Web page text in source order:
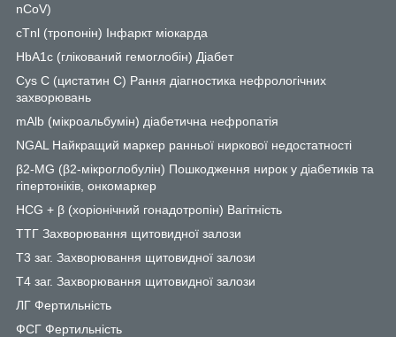
nCoV)
cTnl (тропонін) Інфаркт міокарда
HbA1c (глікований гемоглобін) Діабет
Cys C (цистатин С) Рання діагностика нефрологічних
захворювань
mAlb (мікроальбумін) діабетична нефропатія
NGAL Найкращий маркер ранньої ниркової недостатності
β2-MG (β2-мікроглобулін) Пошкодження нирок у діабетиків та
гіпертоніків, онкомаркер
HCG + β (хоріонічний гонадотропін) Вагітність
ТТГ Захворювання щитовидної залози
Т3 заг. Захворювання щитовидної залози
Т4 заг. Захворювання щитовидної залози
ЛГ Фертильність
ФСГ Фертильність